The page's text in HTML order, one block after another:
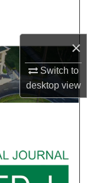
×
Switch to
desktopview